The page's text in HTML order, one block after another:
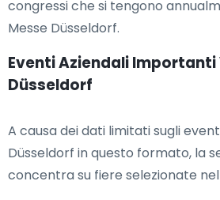
congressi che si tengono
Messe Düsseldorf.
Eventi Aziendali Importanti
Düsseldorf
A causa dei dati limitati sugli
Düsseldorf in questo formato, la
concentra su fiere selezionate